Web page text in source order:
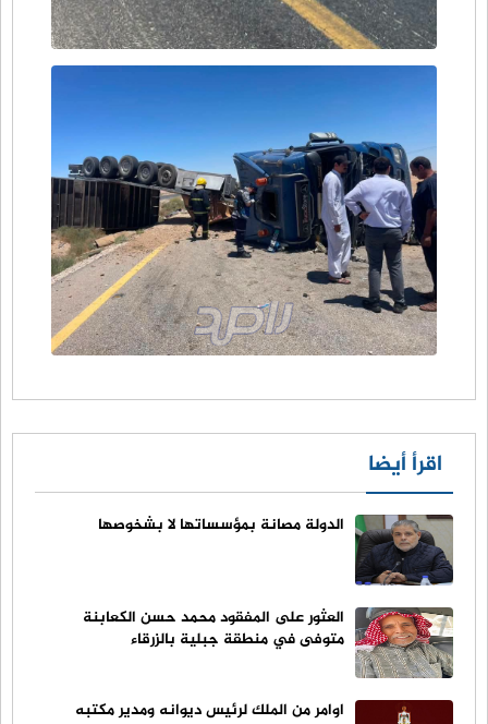
اقرأ أيضا
الدولة مصانة بمؤسساتها لا بشخوصها
العثور على المفقود محمد حسن الكعابنة
متوفى في منطقة جبلية بالزرقاء
اوامر من الملك لرئيس ديوانه ومدير مكتبه